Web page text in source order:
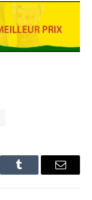
Tumblr Email